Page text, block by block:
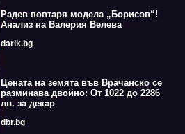
Радев повтаря модела „Борисов“!
Анализ на Валерия Велева
darik.bg
Цената на земята във Врачанско се
разминава двойно: От 1022 до 2286
лв. за декар
dbr.bg